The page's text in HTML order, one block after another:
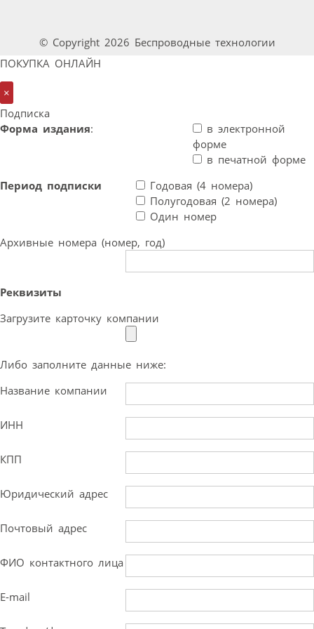
© Copyright 2026 Беспроводные технологии
ПОКУПКА ОНЛАЙН
×
Подписка
Форма издания:
в электронной
форме
в печатной форме
Период подписки
Годовая (4 номера)
Полугодовая (2 номера)
Один номер
Архивные номера (номер, год)
Реквизиты
Загрузите карточку компании
Либо заполните данные ниже:
Название компании
ИНН
КПП
Юридический адрес
Почтовый адрес
ФИО контактного лица
E-mail